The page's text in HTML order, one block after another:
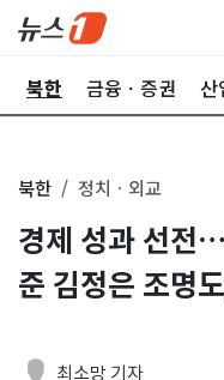
북한 금융ㆍ증권 산
북한 정치ㆍ외교
경제 성과 선전
준 김정은 조명
최소망 기자